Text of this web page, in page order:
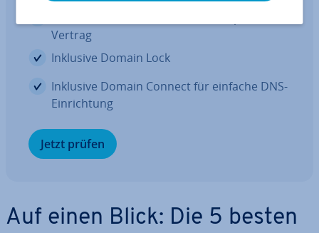
Vertrag
Inklusive Domain Lock
Inklusive Domain Connect für einfache DNS-
Ein­rich­tung
Jetzt prüfen
Auf einen Blick: Die 5 besten